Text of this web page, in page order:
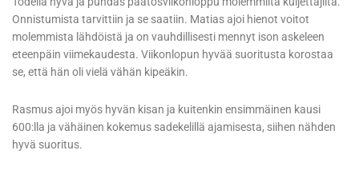
Onnistumista tarvittiin ja se saatiin. Matias ajoi hienot voitot
molemmista lähdöistä ja on vauhdillisesti mennyt ison askeleen
eteenpäin viimekaudesta. Viikonlopun hyvää suoritusta korostaa
se, että hän oli vielä vähän kipeäkin.
Rasmus ajoi myös hyvän kisan ja kuitenkin ensimmäinen kausi
600:lla ja vähäinen kokemus sadekelillä ajamisesta, siihen nähden
hyvä suoritus.